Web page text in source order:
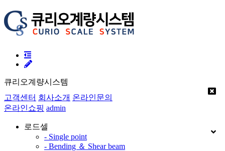
큐리오계량시스템
고객센터 회사소개 온라인문의
온라인쇼핑 admin
로드셀
- Single point
- Bending ＆ Shear beam